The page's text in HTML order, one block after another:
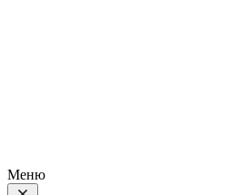
Меню